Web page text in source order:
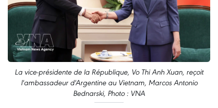
La vice-présidente de la République, Vo Thi Anh Xuan, reçoit
l'ambassadeur d'Argentine au Vietnam, Marcos Antonio
Bednarski, Photo : VNA